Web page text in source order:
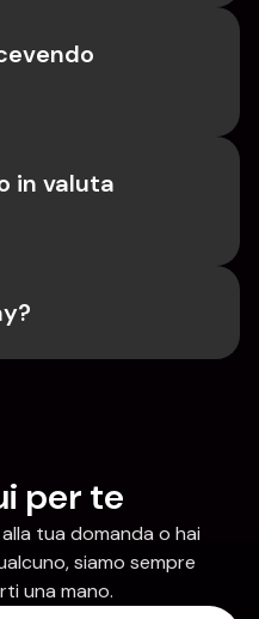
in valuta
per te
tua domanda o hai
siamo sempre
una mano.